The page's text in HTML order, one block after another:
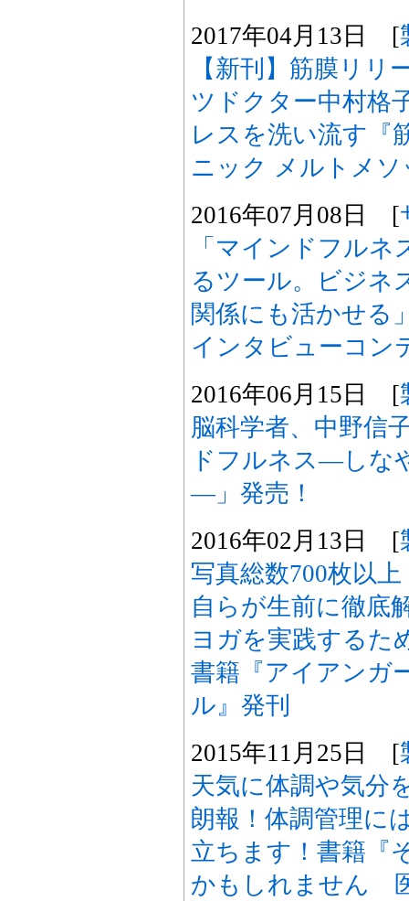
2017年04月13日 [
【新刊】筋膜リリ
ツドクター中村格
レスを洗い流す『
ニック メルトメ
2016年07月08日 [
「マインドフル
るツール。ビジネ
関係にも活かせる
インタビューコン
2016年06月15日 [
脳科学者、中野信
ドフルネス―しな
―」発売！
2016年02月13日 [
写真総数700枚以
自らが生前に徹底
ヨガを実践するた
書籍『アイアン
ル』発刊
2015年11月25日 [
天気に体調や気分
朗報！体調管理に
立ちます！書籍『
かもしれません